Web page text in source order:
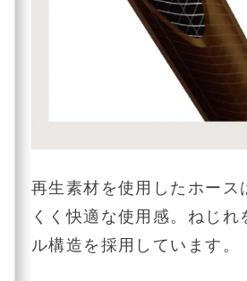
再生素材を使用したホース
くく快適な使用感。ねじれ
ル構造を採用しています。